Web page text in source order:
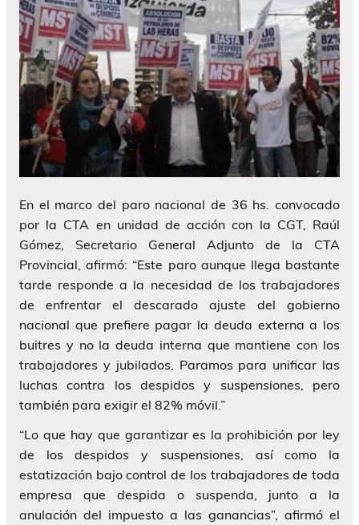
En el marco del paro nacional de 36 hs. convocado
por la CTA en unidad de acción con la CGT, Raúl
Gómez, Secretario General Adjunto de la CTA
Provincial, afirmó: “Este paro aunque llega bastante
tarde responde a la necesidad de los trabajadores
de enfrentar el descarado ajuste del gobierno
nacional que prefiere pagar la deuda externa a los
buitres y no la deuda interna que mantiene con los
trabajadores y jubilados. Paramos para unificar las
luchas contra los despidos y suspensiones, pero
también para exigir el 82% móvil.”
“Lo que hay que garantizar es la prohibición por ley
de los despidos y suspensiones, así como la
estatización bajo control de los trabajadores de toda
empresa que despida o suspenda, junto a la
anulación del impuesto a las ganancias”, afirmó el